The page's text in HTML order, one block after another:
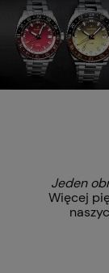
Jeden
Więcej